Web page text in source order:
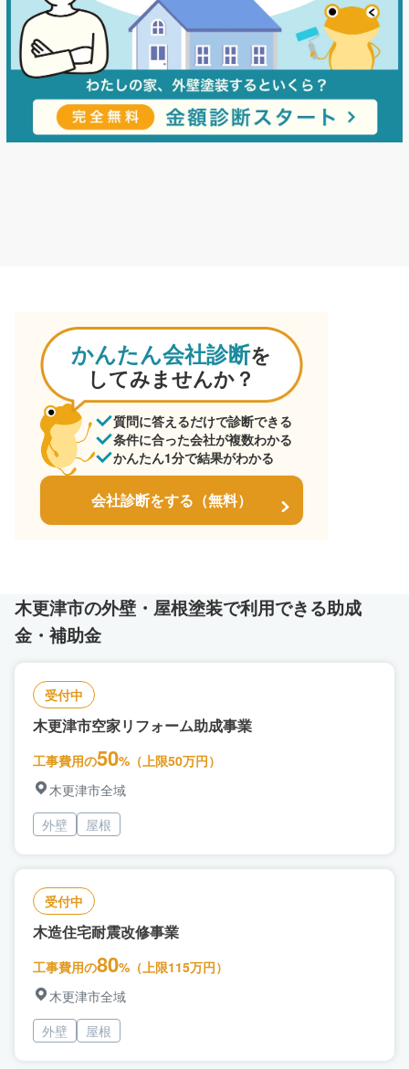
かんたん会社診断を
してみませんか？
質問に答えるだけで診断できる
条件に合った会社が複数わかる
かんたん1分で結果がわかる
会社診断をする（無料）
木更津市の外壁・屋根塗装で利用できる助成
金・補助金
受付中
木更津市空家リフォーム助成事業
工事費用の50%（上限50万円）
木更津市全域
外壁
屋根
受付中
木造住宅耐震改修事業
工事費用の80%（上限115万円）
木更津市全域
外壁
屋根